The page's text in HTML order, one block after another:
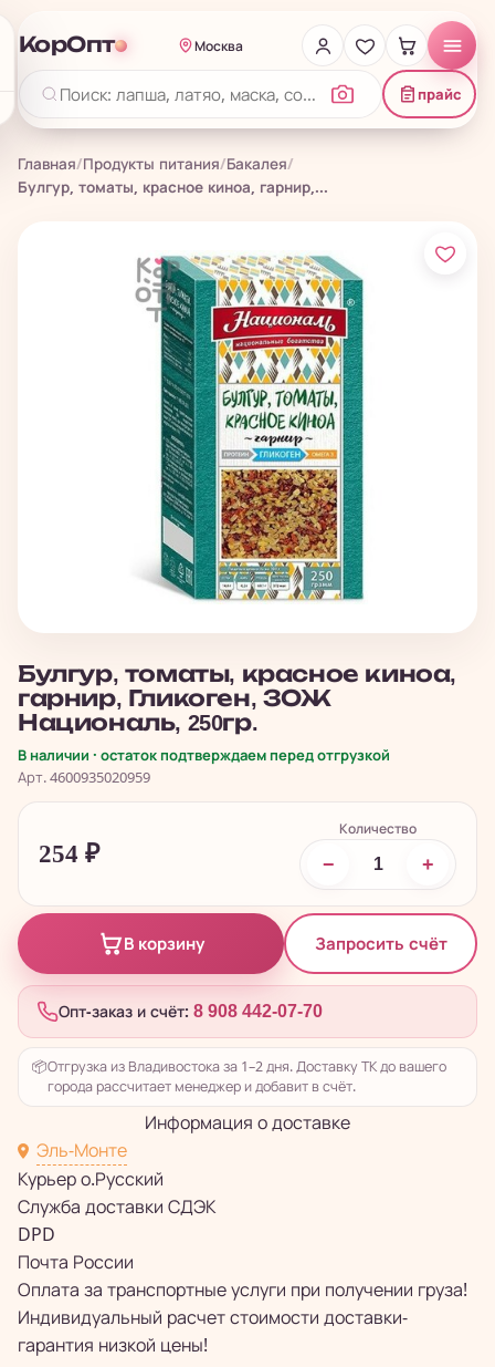
КорОпт Москва
прайс
Главная/Продукты питания/Бакалея/
Булгур, томаты, красное киноа, гарнир,...
Булгур, томаты, красное киноа,
гарнир, Гликоген, ЗОЖ
Националь, 250гр.
В наличии · остаток подтверждаем перед отгрузкой
Арт. 4600935020959
254 ₽
Количество
− +
В корзину Запросить счёт
Опт-заказ и счёт: 8 908 442-07-70
📦Отгрузка из Владивостока за 1–2 дня. Доставку ТК до вашего
города рассчитает менеджер и добавит в счёт.
Информация о доставке
Эль-Монте
Курьер о.Русский
Служба доставки СДЭК
DPD
Почта России
Оплата за транспортные услуги при получении груза!
Индивидуальный расчет стоимости доставки-
гарантия низкой цены!